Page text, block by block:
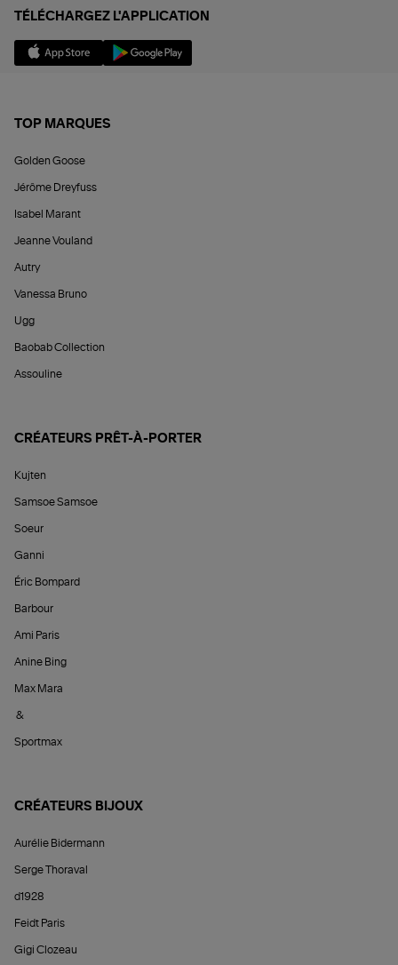
TÉLÉCHARGEZ L'APPLICATION
TOP MARQUES
Golden Goose
Jérôme Dreyfuss
Isabel Marant
Jeanne Vouland
Autry
Vanessa Bruno
Ugg
Baobab Collection
Assouline
CRÉATEURS PRÊT-À-PORTER
Kujten
Samsoe Samsoe
Soeur
Ganni
Éric Bompard
Barbour
Ami Paris
Anine Bing
Max Mara
&
Sportmax
CRÉATEURS BIJOUX
Aurélie Bidermann
Serge Thoraval
d1928
Feidt Paris
Gigi Clozeau